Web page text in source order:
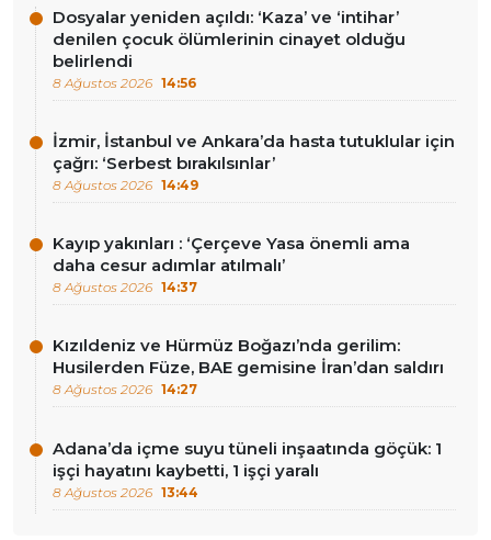
Dosyalar yeniden açıldı: ‘Kaza’ ve ‘intihar’
denilen çocuk ölümlerinin cinayet olduğu
belirlendi
8 Ağustos 2026 14:56
İzmir, İstanbul ve Ankara’da hasta tutuklular için
çağrı: ‘Serbest bırakılsınlar’
8 Ağustos 2026 14:49
Kayıp yakınları : ‘Çerçeve Yasa önemli ama
daha cesur adımlar atılmalı’
8 Ağustos 2026 14:37
Kızıldeniz ve Hürmüz Boğazı’nda gerilim:
Husilerden Füze, BAE gemisine İran’dan saldırı
8 Ağustos 2026 14:27
Adana’da içme suyu tüneli inşaatında göçük: 1
işçi hayatını kaybetti, 1 işçi yaralı
8 Ağustos 2026 13:44